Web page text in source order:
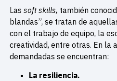
Las soft skills, también
blandas”, se tratan de
con el trabajo de equipo, la
creatividad, entre otras. En la
demandadas se encuentran:
La resiliencia.